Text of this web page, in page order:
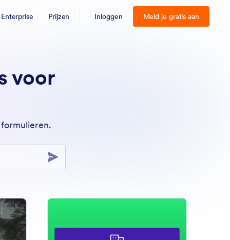
Enterprise Prijzen Inloggen Meld je gratis aan
voor